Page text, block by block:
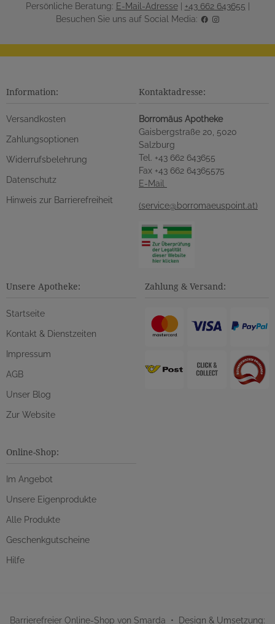
Persönliche Beratung: E-Mail-Adresse| +43 662 643655
Besuchen Sie uns auf Social Media:
Information:
Versandkosten
Zahlungsoptionen
Widerrufsbelehrung
Datenschutz
Hinweis zur Barrierefreiheit
Kontaktadresse:
Borromäus Apotheke
Gaisbergstraße 20, 5020
Salzburg
Tel. +43 662 643655
Fax +43 662 64365575
E-Mail
(service@borromaeuspoint.at)
Unsere Apotheke:
Startseite
Kontakt & Dienstzeiten
Impressum
AGB
Unser Blog
Zur Website
Zahlung & Versand:
Online-Shop:
Im Angebot
Unsere Eigenprodukte
Alle Produkte
Geschenkgutscheine
Hilfe
Barrierefreier Online-Shop von Smarda • Design & Umsetzung: